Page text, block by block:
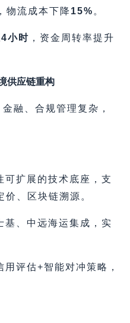
，物流成本下降 15%​ 。
小时 ，资金周转率提升
供应链重构
融、合规管理复杂，
可扩展的技术底座，支
、区块链溯源。
基、中远海运集成，实
用评估+智能对冲策略，